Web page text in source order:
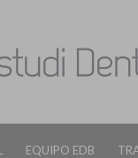
EQUIPO EDB